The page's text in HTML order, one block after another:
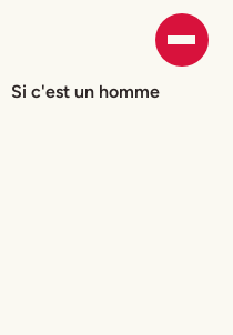
Si c'est un homme